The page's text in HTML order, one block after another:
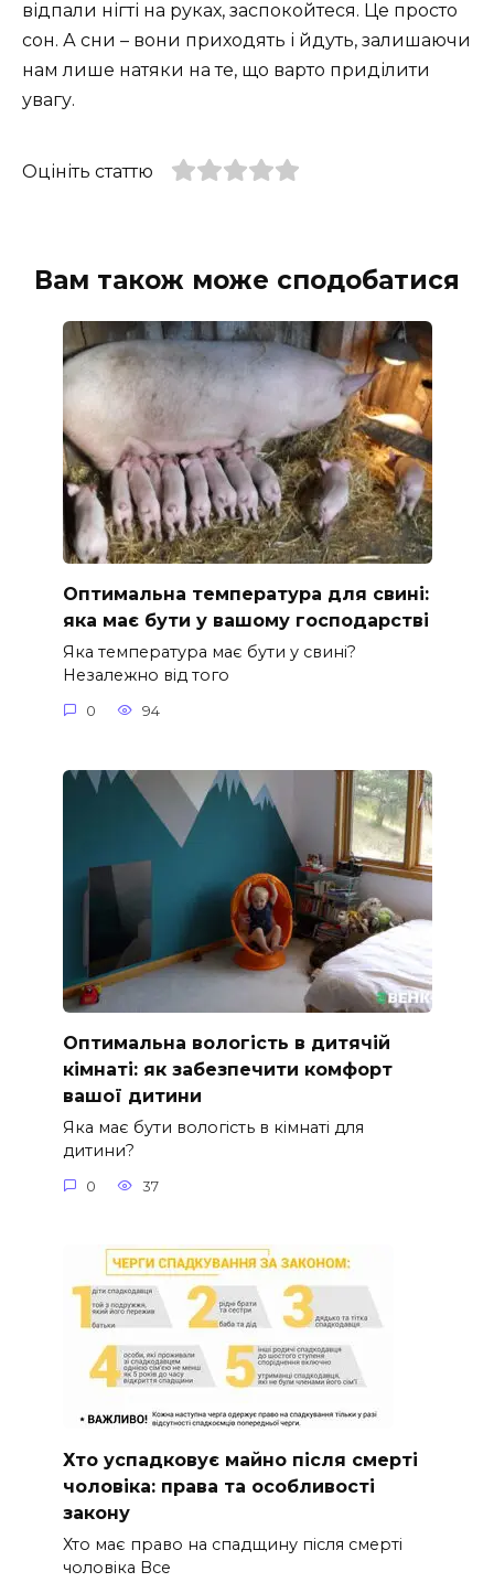
відпали нігті на руках, заспокойтеся. Це просто
сон. А сни – вони приходять і йдуть, залишаючи
нам лише натяки на те, що варто приділити
увагу.
Оцініть статтю
Вам також може сподобатися
Оптимальна температура для свині:
яка має бути у вашому господарстві
Яка температура має бути у свині?
Незалежно від того
0 94
Оптимальна вологість в дитячій
кімнаті: як забезпечити комфорт
вашої дитини
Яка має бути вологість в кімнаті для
дитини?
0 37
Хто успадковує майно після смерті
чоловіка: права та особливості
закону
Хто має право на спадщину після смерті
чоловіка Все